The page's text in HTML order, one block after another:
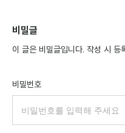
비밀글
이 글은 비밀글입니다. 작성 시 등
비밀번호